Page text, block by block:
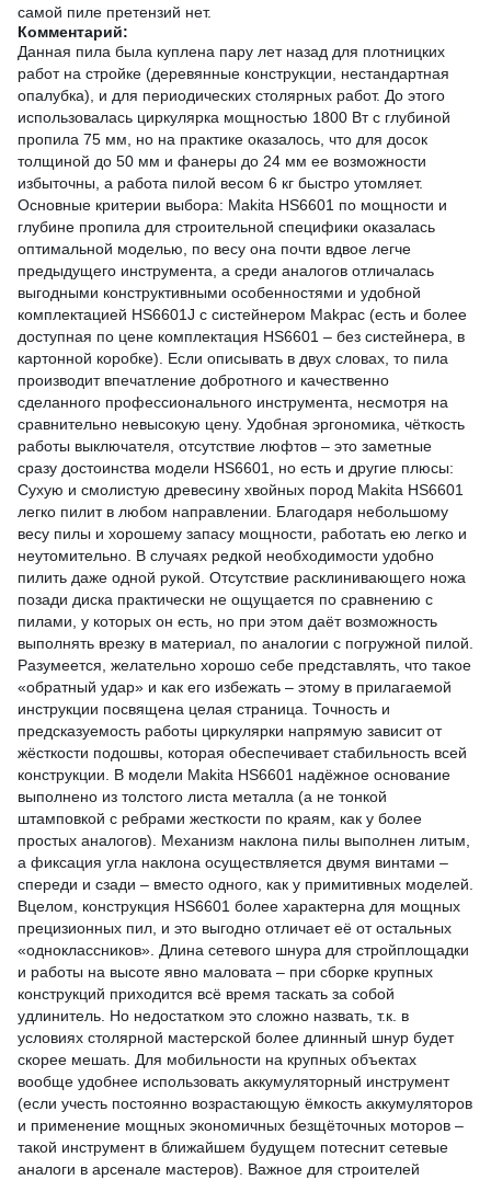
самой пиле претензий нет.
Комментарий:
Данная пила была куплена пару лет назад для плотницких
работ на стройке (деревянные конструкции, нестандартная
опалубка), и для периодических столярных работ. До этого
использовалась циркулярка мощностью 1800 Вт с глубиной
пропила 75 мм, но на практике оказалось, что для досок
толщиной до 50 мм и фанеры до 24 мм ее возможности
избыточны, а работа пилой весом 6 кг быстро утомляет.
Основные критерии выбора: Makita HS6601 по мощности и
глубине пропила для строительной специфики оказалась
оптимальной моделью, по весу она почти вдвое легче
предыдущего инструмента, а среди аналогов отличалась
выгодными конструктивными особенностями и удобной
комплектацией HS6601J с систейнером Makpac (есть и более
доступная по цене комплектация HS6601 – без систейнера, в
картонной коробке). Если описывать в двух словах, то пила
производит впечатление добротного и качественно
сделанного профессионального инструмента, несмотря на
сравнительно невысокую цену. Удобная эргономика, чёткость
работы выключателя, отсутствие люфтов – это заметные
сразу достоинства модели HS6601, но есть и другие плюсы:
Сухую и смолистую древесину хвойных пород Makita HS6601
легко пилит в любом направлении. Благодаря небольшому
весу пилы и хорошему запасу мощности, работать ею легко и
неутомительно. В случаях редкой необходимости удобно
пилить даже одной рукой. Отсутствие расклинивающего ножа
позади диска практически не ощущается по сравнению с
пилами, у которых он есть, но при этом даёт возможность
выполнять врезку в материал, по аналогии с погружной пилой.
Разумеется, желательно хорошо себе представлять, что такое
«обратный удар» и как его избежать – этому в прилагаемой
инструкции посвящена целая страница. Точность и
предсказуемость работы циркулярки напрямую зависит от
жёсткости подошвы, которая обеспечивает стабильность всей
конструкции. В модели Makita HS6601 надёжное основание
выполнено из толстого листа металла (а не тонкой
штамповкой с ребрами жесткости по краям, как у более
простых аналогов). Механизм наклона пилы выполнен литым,
а фиксация угла наклона осуществляется двумя винтами –
спереди и сзади – вместо одного, как у примитивных моделей.
Вцелом, конструкция HS6601 более характерна для мощных
прецизионных пил, и это выгодно отличает её от остальных
«одноклассников». Длина сетевого шнура для стройплощадки
и работы на высоте явно маловата – при сборке крупных
конструкций приходится всё время таскать за собой
удлинитель. Но недостатком это сложно назвать, т.к. в
условиях столярной мастерской более длинный шнур будет
скорее мешать. Для мобильности на крупных объектах
вообще удобнее использовать аккумуляторный инструмент
(если учесть постоянно возрастающую ёмкость аккумуляторов
и применение мощных экономичных безщёточных моторов –
такой инструмент в ближайшем будущем потеснит сетевые
аналоги в арсенале мастеров). Важное для строителей